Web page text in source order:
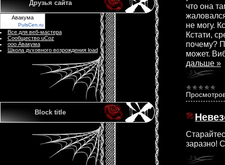
Друзья сайта
Авакума
PulsCen.ru
Все для веб-мастера
Сообщество uCoz
ооо Авакума
Школа духовного возрoждения load
Block title
что она
не могу.
Кстати,
почему?
может.
дальше »
заразно!